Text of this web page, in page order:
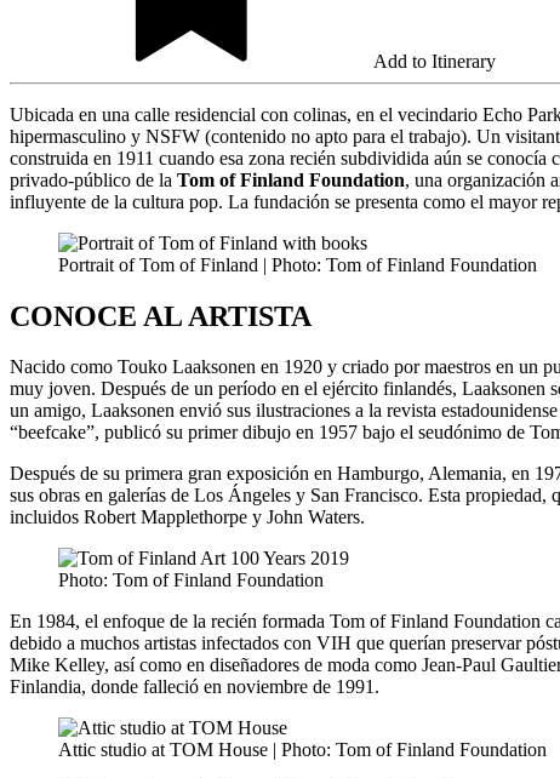
Add to Itinerary
Ubicada en una calle residencial con colinas, en el vecindario Echo
hipermasculino y NSFW (contenido no apto para el trabajo). Un
construida en 1911 cuando esa zona recién subdividida aún se
privado-público de la Tom of Finland Foundation, una organización
influyente de la cultura pop. La fundación se presenta como el mayor
Portrait of Tom of Finland | Photo: Tom of Finland Foundation
CONOCE AL ARTISTA
Nacido como Touko Laaksonen en 1920 y criado por maestros en un
muy joven. Después de un período en el ejército finlandés,
un amigo, Laaksonen envió sus ilustraciones a la revista estadounidense
“beefcake”, publicó su primer dibujo en 1957 bajo el seudónimo de
Después de su primera gran exposición en Hamburgo, Alemania, en
sus obras en galerías de Los Ángeles y San Francisco. Esta
incluidos Robert Mapplethorpe y John Waters.
Photo: Tom of Finland Foundation
En 1984, el enfoque de la recién formada Tom of Finland Foundation
debido a muchos artistas infectados con VIH que querían preservar
Mike Kelley, así como en diseñadores de moda como Jean-Paul
Finlandia, donde falleció en noviembre de 1991.
Attic studio at TOM House | Photo: Tom of Finland Foundation